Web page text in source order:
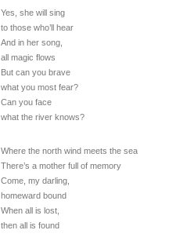
Yes, she will sing
to those who’ll hear
And in her song,
all magic flows
But can you brave
what you most fear?
Can you face
what the river knows?
Where the north wind meets the sea
There’s a mother full of memory
Come, my darling,
homeward bound
When all is lost,
then all is found